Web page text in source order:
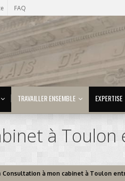
FAQ
TRAVAILLER ENSEMBLE EXPERTISE
à
Consultation à mon cabinet à Toulon